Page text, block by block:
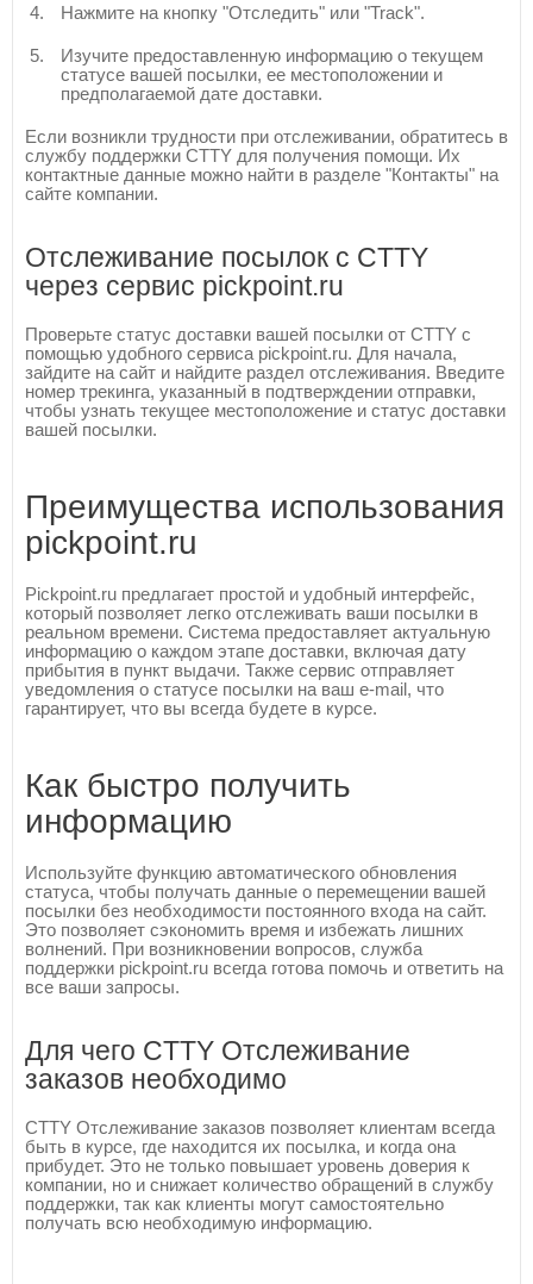
Нажмите на кнопку "Отследить" или "Track".
Изучите предоставленную информацию о текущем
статусе вашей посылки, ее местоположении и
предполагаемой дате доставки.
Если возникли трудности при отслеживании, обратитесь в
службу поддержки CTTY для получения помощи. Их
контактные данные можно найти в разделе "Контакты" на
сайте компании.
Отслеживание посылок с CTTY
через сервис pickpoint.ru
Проверьте статус доставки вашей посылки от CTTY с
помощью удобного сервиса pickpoint.ru. Для начала,
зайдите на сайт и найдите раздел отслеживания. Введите
номер трекинга, указанный в подтверждении отправки,
чтобы узнать текущее местоположение и статус доставки
вашей посылки.
Преимущества использования
pickpoint.ru
Pickpoint.ru предлагает простой и удобный интерфейс,
который позволяет легко отслеживать ваши посылки в
реальном времени. Система предоставляет актуальную
информацию о каждом этапе доставки, включая дату
прибытия в пункт выдачи. Также сервис отправляет
уведомления о статусе посылки на ваш e-mail, что
гарантирует, что вы всегда будете в курсе.
Как быстро получить
информацию
Используйте функцию автоматического обновления
статуса, чтобы получать данные о перемещении вашей
посылки без необходимости постоянного входа на сайт.
Это позволяет сэкономить время и избежать лишних
волнений. При возникновении вопросов, служба
поддержки pickpoint.ru всегда готова помочь и ответить на
все ваши запросы.
Для чего CTTY Отслеживание
заказов необходимо
CTTY Отслеживание заказов позволяет клиентам всегда
быть в курсе, где находится их посылка, и когда она
прибудет. Это не только повышает уровень доверия к
компании, но и снижает количество обращений в службу
поддержки, так как клиенты могут самостоятельно
получать всю необходимую информацию.